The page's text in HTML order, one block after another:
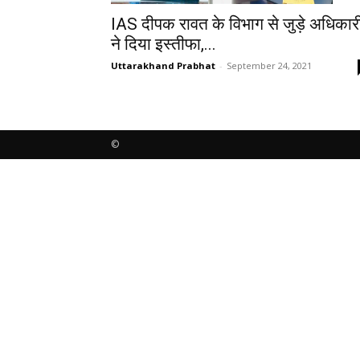
IAS दीपक रावत के विभाग से जुड़े
ने दिया इस्तीफा,...
Uttarakhand Prabhat - September 24, 2021
©